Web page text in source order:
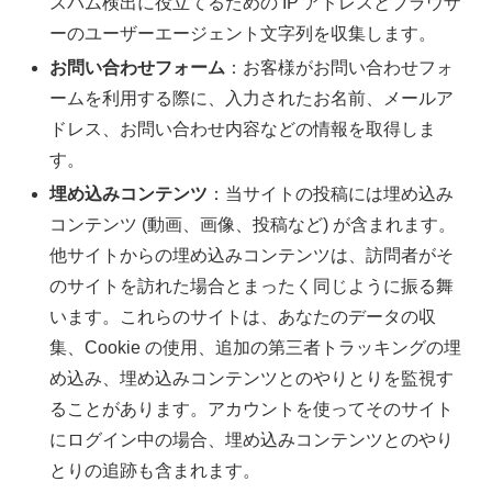
ーのユーザーエージェント文字列を収集します。
お問い合わせフォーム ：お客様がお問い合わせフォ
ームを利用する際に、入力されたお名前、メールア
ドレス、お問い合わせ内容などの情報を取得しま
す。
埋め込みコンテンツ ：当サイトの投稿には埋め込み
コンテンツ (動画、画像、投稿など) が含まれます。
他サイトからの埋め込みコンテンツは、訪問者がそ
のサイトを訪れた場合とまったく同じように振る舞
います。これらのサイトは、あなたのデータの収
集、Cookie の使用、追加の第三者トラッキングの埋
め込み、埋め込みコンテンツとのやりとりを監視す
ることがあります。アカウントを使ってそのサイト
にログイン中の場合、埋め込みコンテンツとのやり
とりの追跡も含まれます。